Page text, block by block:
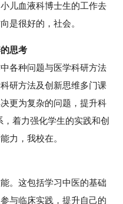
儿血液科博士生的工作去
是很好的，社会。
思考
种问题与医学科研方法
研方法及创新思维多门课
更为复杂的问题，提升科
着力强化学生的实践和创
力，我校在。
这包括学习中医的基础
与临床实践，提升自己的